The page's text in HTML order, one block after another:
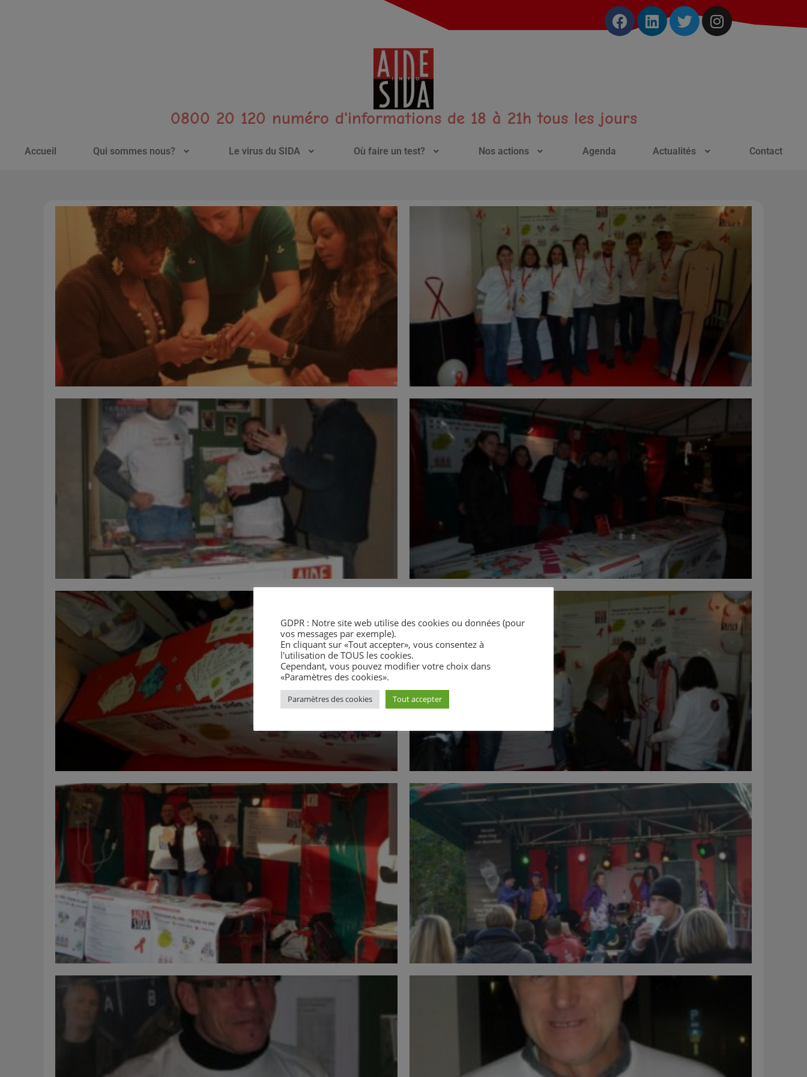
0800 20 120 numéro d'informations de 18 à 21h tous les jours
Accueil Qui sommes nous? Le virus du SIDA Où faire un test? Nos actions Agenda Actualités Contact
GDPR : Notre site web utilise des cookies ou données (pour
vos messages par exemple).
En cliquant sur «Tout accepter», vous consentez à
l'utilisation de TOUS les cookies.
Cependant, vous pouvez modifier votre choix dans
«Paramètres des cookies».
Paramètres des cookies Tout accepter